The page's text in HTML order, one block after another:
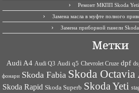
Ремонт МКПП Skoda
Замена масла в муфте полного
Замена приборной панели
Метки
Audi A4 Audi Q3 Audi q5 Chevrolet Cruze dpf
фонари Skoda Fabia Skoda Octavia
Skoda Rapid Skoda Superb Skoda Yeti